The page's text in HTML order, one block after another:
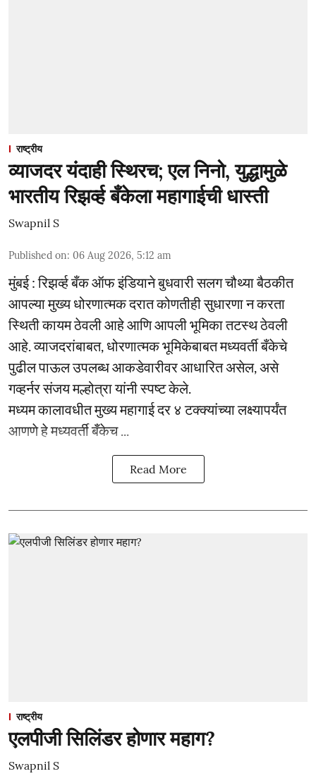
राष्ट्रीय
व्याजदर यंदाही स्थिरच; एल निनो, युद्धामुळे
भारतीय रिझर्व्ह बँकेला महागाईची धास्ती
Swapnil S
Published on: 06 Aug 2026, 5:12 am
मुंबई : रिझर्व्ह बँक ऑफ इंडियाने बुधवारी सलग चौथ्या बैठकीत
आपल्या मुख्य धोरणात्मक दरात कोणतीही सुधारणा न करता
स्थिती कायम ठेवली आहे आणि आपली भूमिका तटस्थ ठेवली
आहे. व्याजदरांबाबत, धोरणात्मक भूमिकेबाबत मध्यवर्ती बँकेचे
पुढील पाऊल उपलब्ध आकडेवारीवर आधारित असेल, असे
गव्हर्नर संजय मल्होत्रा यांनी स्पष्ट केले.
मध्यम कालावधीत मुख्य महागाई दर ४ टक्क्यांच्या लक्ष्यापर्यंत
आणणे हे मध्यवर्ती बँकेच ...
Read More
राष्ट्रीय
एलपीजी सिलिंडर होणार महाग?
Swapnil S